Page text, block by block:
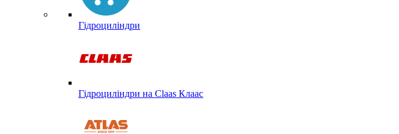
Гідроциліндри
Гідроциліндри на Claas Клаас